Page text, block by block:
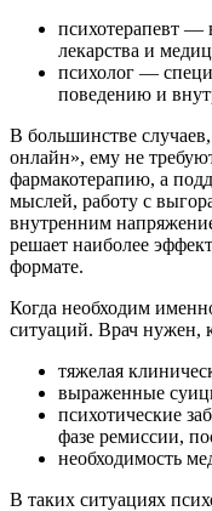
психотерапевт —
лекарства и
психолог —
поведению и
В большинстве
онлайн», ему не
фармакотерапию, а
мыслей, работу с
внутренним
решает наиболее
формате.
Когда необходим
ситуаций. Врач нужен,
тяжелая
выраженные
психотические
фазе ремиссии,
необходимость
В таких ситуациях